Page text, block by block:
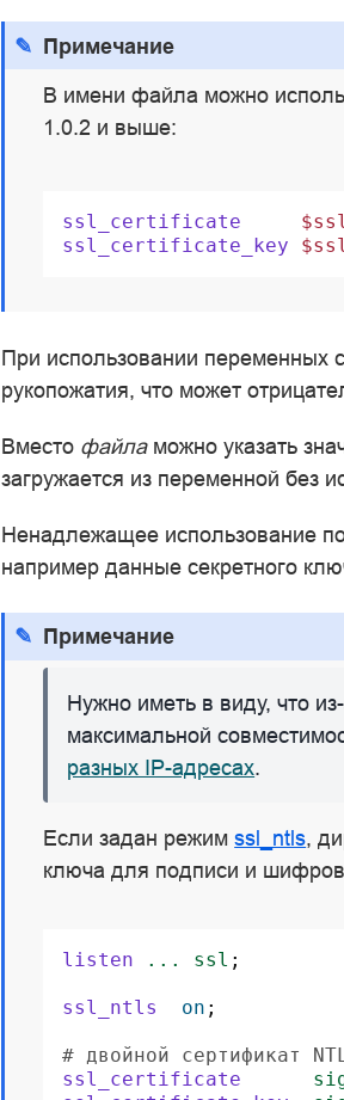
Примечание
В имени файла можно
1.0.2 и выше:
ssl_certificate
ssl_certificate_key
При использовании переменных
рукопожатия, что может
Вместо файламожно указать
загружается из переменной без
Ненадлежащее использование
например данные секретного
Примечание
Нужно иметь в виду, что
максимальной
разных IP-адресах.
Если задан режимssl_ntls,
ключа для подписи и
listen ... ssl ;
ssl_ntls on ;
# двойной сертификат
ssl_certificate